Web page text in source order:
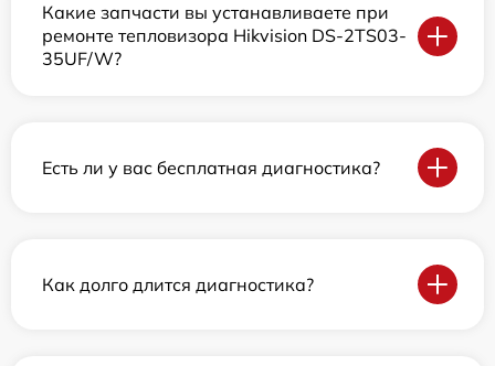
Какие запчасти вы устанавливаете при
ремонте тепловизора Hikvision DS-2TS03-
35UF/W?
Есть ли у вас бесплатная диагностика?
Как долго длится диагностика?